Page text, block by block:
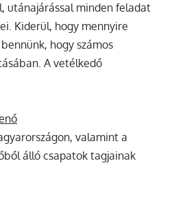
utánajárással minden feladat
Kiderül, hogy mennyire
hogy számos
A vetélkedő
valamint a
álló csapatok tagjainak